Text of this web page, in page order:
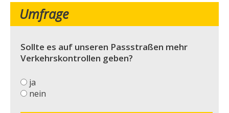
Umfrage
Sollte es auf unseren Passstraßen mehr
Verkehrskontrollen geben?
ja
nein